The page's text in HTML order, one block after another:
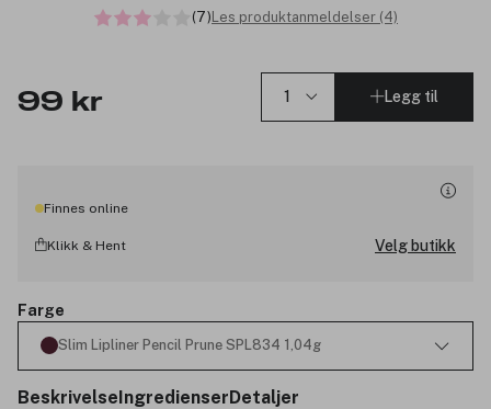
(7)Les produktanmeldelser (4)
99 kr Legg til
Finnes online
Klikk & Hent Velg butikk
Farge
Slim Lipliner Pencil Prune SPL834 1,04g
BeskrivelseIngredienserDetaljer